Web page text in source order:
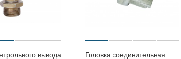
вывода Головка соединительная